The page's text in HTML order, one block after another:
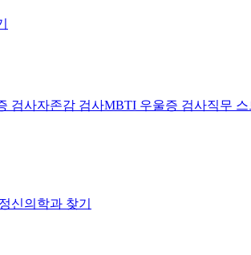
검사자존감 검사MBTI 우울증 검사직무
정신의학과 찾기